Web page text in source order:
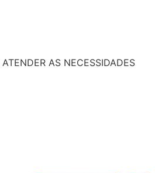
AS NECESSIDADES